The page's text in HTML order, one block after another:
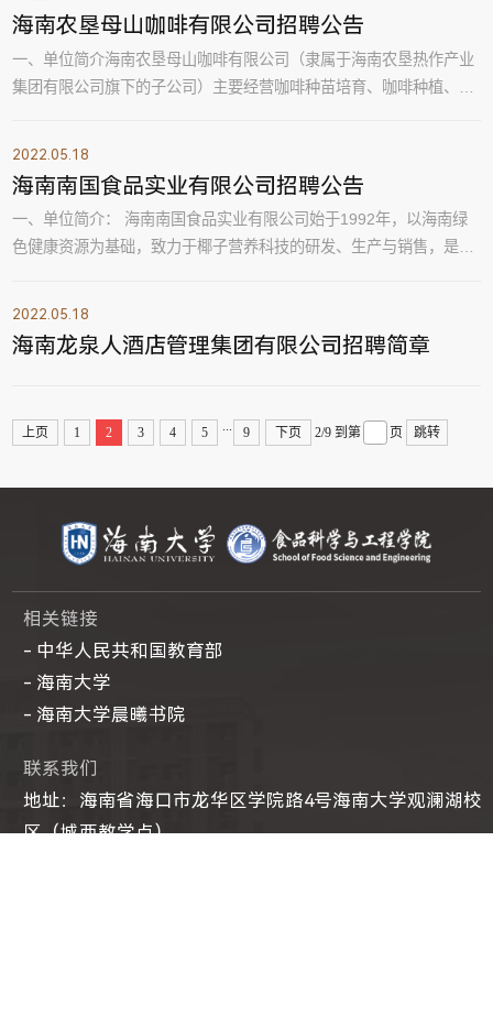
热带作物生产基地。 海垦热作产业集团旗下有母山咖啡、白沙绿茶、
白马骏红、金鼎茶、昌农大坡胡椒等“从田间到舌尖”的全产业链知名
品牌。先后获得全球良好农业规范（GAP）...
海南农垦母山咖啡有限公司招聘公告
一、单位简介海南农垦母山咖啡有限公司（隶属于海南农垦热作产业
集团有限公司旗下的子公司）主要经营咖啡种苗培育、咖啡种植、咖
产业链格局；以建设海南最大的优质咖啡豆原料生产基地、咖啡精深
加工生产基地和咖啡文化旅游基地和咖啡文...
2022.05.18
海南南国食品实业有限公司招聘公告
一、单位简介： 海南南国食品实业有限公司始于1992年，以海南绿
色健康资源为基础，致力于椰子营养科技的研发、生产与销售，是中
品牌经过多年的经营，成为海南省老字号品牌。 公司目前拥有厂房面
积超6万多平米，拥有多条现代化生产线和设备。年生产量达５万吨
2022.05.18
海南龙泉人酒店管理集团有限公司招聘简章
上页 1 2 3 4 5 ... 9 下页 2/9 到第 页 跳转
相关链接
- 中华人民共和国教育部
- 海南大学
- 海南大学晨曦书院
联系我们
地址：海南省海口市龙华区学院路4号海南大学观澜湖校
区（城西教学点）